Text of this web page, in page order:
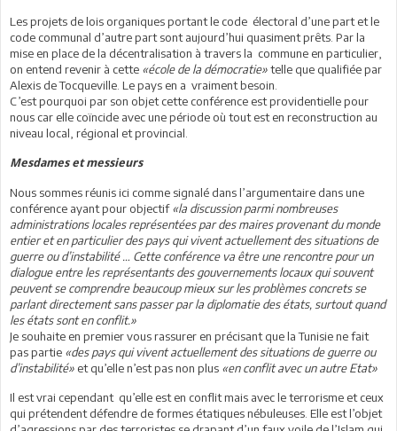
Les projets de lois organiques portant le code électoral d’une part et le
code communal d’autre part sont aujourd’hui quasiment prêts. Par la
mise en place de la décentralisation à travers la commune en particulier,
on entend revenir à cette «école de la démocratie»telle que qualifiée par
Alexis de Tocqueville. Le pays en a vraiment besoin.
C’est pourquoi par son objet cette conférence est providentielle pour
nous car elle coïncide avec une période où tout est en reconstruction au
niveau local, régional et provincial.
Mesdames et messieurs
Nous sommes réunis ici comme signalé dans l’argumentaire dans une
conférence ayant pour objectif«la discussion parmi nombreuses
administrations locales représentées par des maires provenant du monde
entier et en particulier des pays qui vivent actuellement des situations de
guerre ou d’instabilité … Cette conférence va être une rencontre pour un
dialogue entre les représentants des gouvernements locaux qui souvent
peuvent se comprendre beaucoup mieux sur les problèmes concrets se
parlant directement sans passer par la diplomatie des états, surtout quand
les états sont en conflit.»
Je souhaite en premier vous rassurer en précisant que la Tunisie ne fait
pas partie «des pays qui vivent actuellement des situations de guerre ou
d’instabilité» et qu’elle n’est pas non plus «en conflit avec un autre Etat»
Il est vrai cependant qu’elle est en conflit mais avec le terrorisme et ceux
qui prétendent défendre de formes étatiques nébuleuses. Elle est l’objet